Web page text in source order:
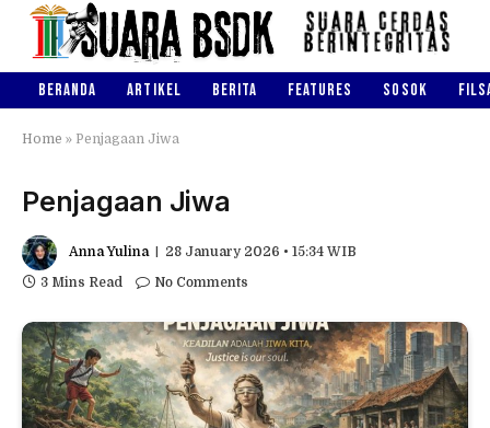
BERANDA ARTIKEL BERITA FEATURES SOSOK
Home » Penjagaan Jiwa
Penjagaan Jiwa
Anna Yulina
28 January 2026 • 15:34 WIB
3 Mins Read
No Comments